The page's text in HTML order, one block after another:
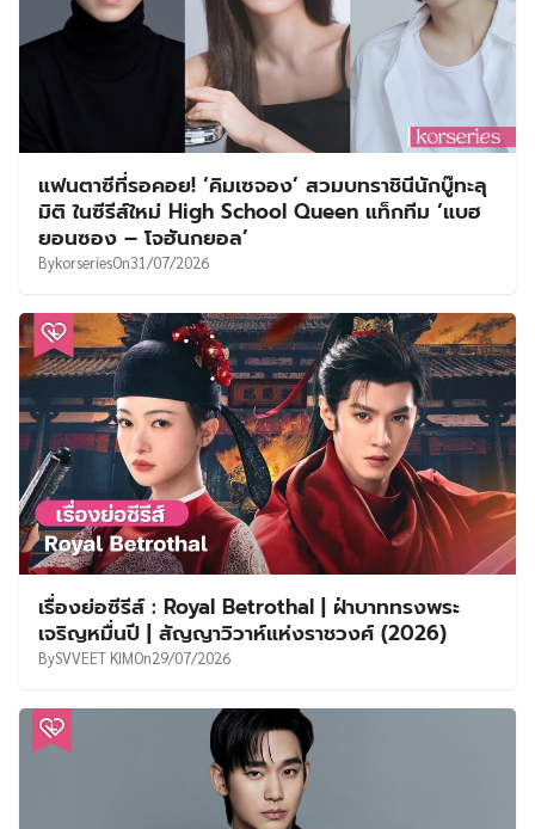
แฟนตาซีที่รอคอย! ‘คิมเซจอง’ สวมบทราชินีนักบู๊ทะลุ
มิติ ในซีรีส์ใหม่ High School Queen แท็กทีม ‘แบฮ
ยอนซอง – โจฮันกยอล’
BykorseriesOn31/07/2026
เรื่องย่อซีรีส์ : Royal Betrothal | ฝ่าบาททรงพระ
เจริญหมื่นปี | สัญญาวิวาห์แห่งราชวงศ์ (2026)
BySVVEET KIMOn29/07/2026